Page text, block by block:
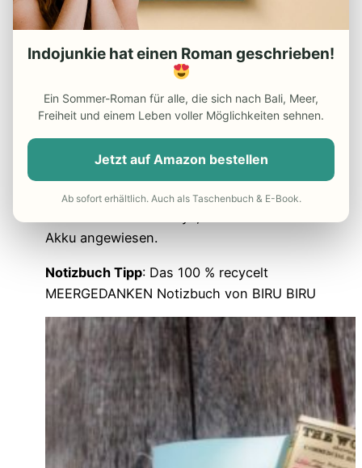
Du willst deine Erlebnisse festhalten und
keine Geschichten vergessen? Dann nimm
dir doch ein Notizbuch mit auf Reisen –
neben deinen eigenen Aufzeichnungen
kannst du hier auch super Zitate,Kontakte
von neuen Bekanntschaften oder Adressen
vonGeheimtipps für deine Reise
aufschreiben.
Und du bist nicht, wie etwas bei der Notiz-
Akku angewiesen.
Notizbuch Tipp: Das 100 % recycelt
MEERGEDANKEN Notizbuch von BIRU BIRU
Indojunkie hat einen Roman geschrieben!
Ein Sommer-Roman für alle, die sich nach Bali, Meer,
Freiheit und einem Leben voller Möglichkeiten sehnen.
Jetzt auf Amazon bestellen
Ab sofort erhältlich. Auch als Taschenbuch & E-Book.